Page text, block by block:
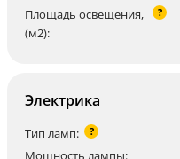
Площадь освещения,
(м2):
?
Электрика
Тип ламп: ?
Мощность лампы: